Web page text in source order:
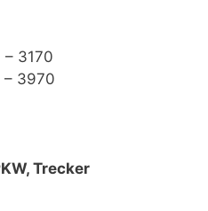
3170
– 3970
Trecker